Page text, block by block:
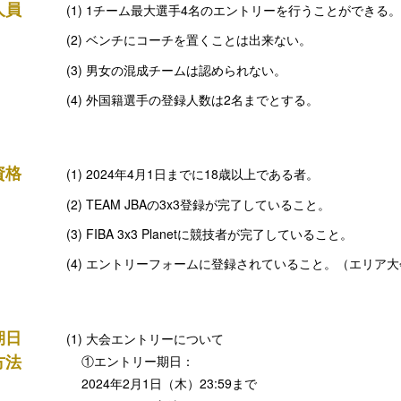
員
1チーム最大選手4名のエントリーを行うことができる。
ベンチにコーチを置くことは出来ない。
男女の混成チームは認められない。
外国籍選手の登録人数は2名までとする。
格
2024年4月1日までに18歳以上である者。
TEAM JBAの3x3登録が完了していること。
FIBA 3x3 Planetに競技者が完了していること。
エントリーフォームに登録されていること。（エリア大
法
大会エントリーについて
①エントリー期日：
2024年2月1日（木）23:59まで